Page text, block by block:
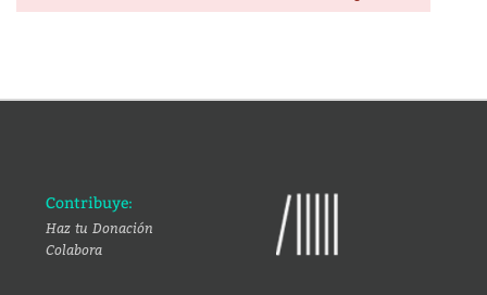
Contribuye:
Haz tu Donación
Colabora